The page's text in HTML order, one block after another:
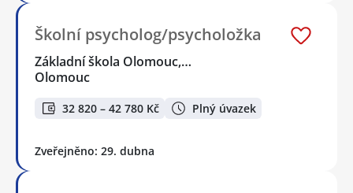
Školní psycholog/psycholožka
Základní škola Olomouc,…
Olomouc
32 820 – 42 780 Kč Plný úvazek
Zveřejněno: 29. dubna